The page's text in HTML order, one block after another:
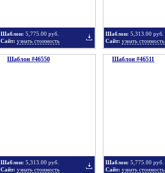
Шаблон: 5,775.00 руб.
Сайт: узнать стоимость
Шаблон: 5,313.00 руб.
Сайт: узнать стоимость
Шаблон #46550
Шаблон: 5,313.00 руб.
Сайт: узнать стоимость
Шаблон #46511
Шаблон: 5,775.00 руб.
Сайт: узнать стоимость